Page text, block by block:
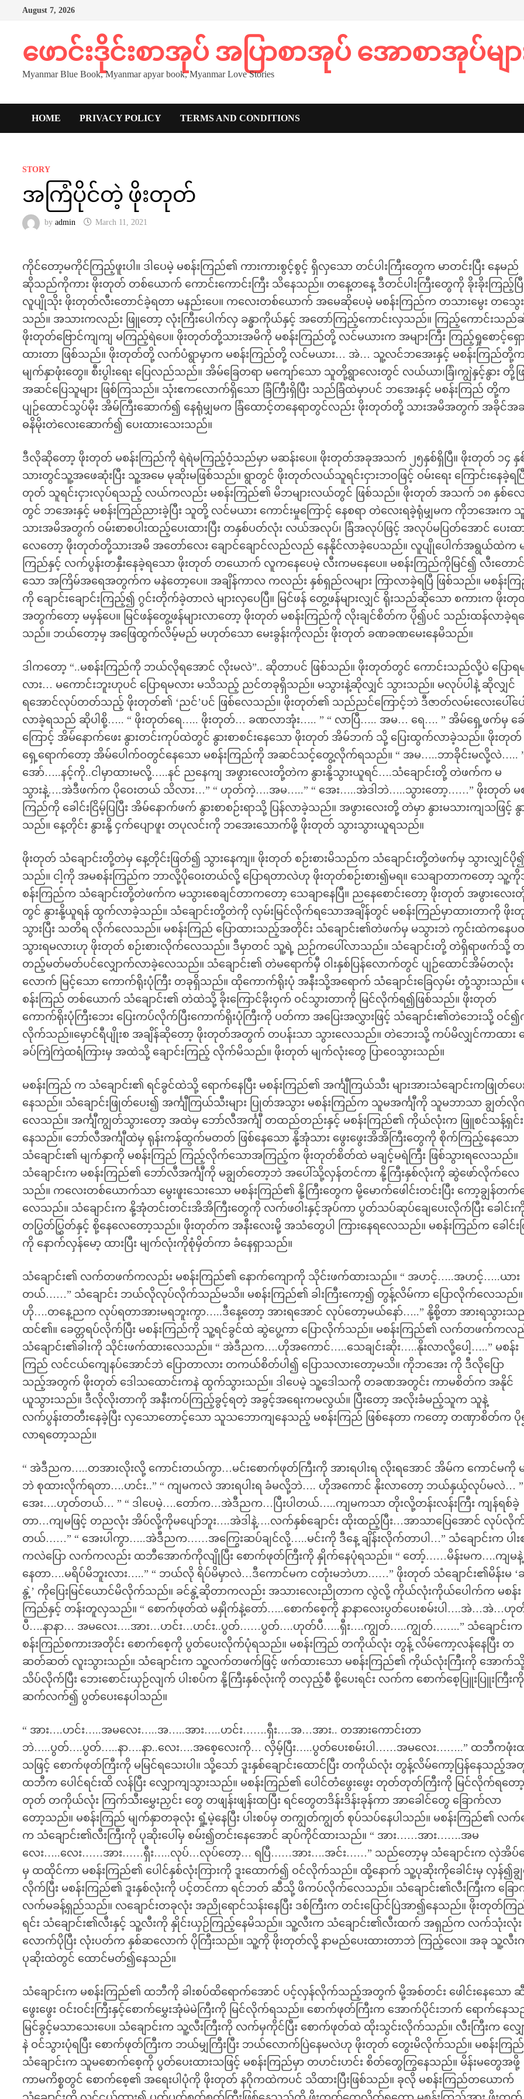
August 7, 2026
ဖောင်းဒိုင်းစာအုပ် အပြာစာအုပ် အောစာအုပ်မျာ
Myanmar Blue Book, Myanmar apyar book, Myanmar Love Stories
HOME PRIVACY POLICY TERMS AND CONDITIONS
STORY
အကြံပိုင်တဲ့ ဖိုးတုတ်
byadmin March 11, 2021
ကိုင်တော့မကိုင်ကြည့်ဖူးပါ။ ဒါပေမဲ့ မစန်းကြည်၏ ကားကားစွင့်စွင့် ရှိလှသော တင်ပါးကြီးတွေက မာတင်းပြီး နေမည်
ဆိုသည်ကိုကား ဖိုးတုတ် တစ်ယောက် ကောင်းကောင်းကြီး သိနေသည်။ တနေ့တနေ့ ဒီတင်ပါးကြီးတွေကို ခိုးခိုးကြည့်ပြီ
လူပျိုသိုး ဖိုးတုတ်လီးတောင်ခဲ့ရတာ မနည်းပေ။ ကလေးတစ်ယောက် အမေဆိုပေမဲ့ မစန်းကြည်က တသားမွေး တသွေ
သည်။ အသားကလည်း ဖြူတော့ လုံးကြီးပေါက်လှ ခန္ဓာကိုယ်နှင့် အတော်ကြည့်ကောင်းလှသည်။ ကြည့်ကောင်းသည်ဆို
ဖိုးတုတ်ဗြောင်ကျကျ မကြည့်ရဲပေ။ ဖိုးတုတ်တို့သားအမိကို မစန်းကြည်တို့ လင်မယားက အများကြီး ကြည့်ရှုစောင့်ရှ
ထားတာ ဖြစ်သည်။ ဖိုးတုတ်တို့ လက်ပံရွာမှာက မစန်းကြည်တို့ လင်မယား… အဲ… သူ့လင်ဘအေးနှင့် မစန်းကြည်တို့က
မျက်နှာဖုံးတွေ။ စီးပွါးရေး ပြေလည်သည်။ အိမ်ခြေတရာ မကျော်သော သူတို့ရွာလေးတွင် လယ်ယာ၊ခြံ၊ကျွဲနှင့်နွား တို့ဖ
အဆင်ပြေသူများ ဖြစ်ကြသည်။ သုံးဧကလောက်ရှိသော ခြံကြီးရှိပြီး သည်ခြံထဲမှာပင် ဘအေးနှင့် မစန်းကြည် တို့က
ပျဉ်ထောင်သွပ်မိုး အိမ်ကြီးဆောက်၍ နေရုံမျှမက ခြံထောင့်တနေရာတွင်လည်း ဖိုးတုတ်တို့ သားအမိအတွက် အခိုင်အ
ဓနိမိုးတဲလေးဆောက်၍ ပေးထားသေးသည်။
ဒီလိုဆိုတော့ ဖိုးတုတ် မစန်းကြည်ကို ရဲရဲမကြည့်ဝံ့သည်မှာ မဆန်းပေ။ ဖိုးတုတ်အခုအသက် ၂၅နှစ်ရှိပြီ။ ဖိုးတုတ် ၁၄ နှ
သားတွင်သူ့အဖေဆုံးပြီး သူ့အမေ မုဆိုးမဖြစ်သည်။ ရွာတွင် ဖိုးတုတ်လယ်သူရင်းငှားဘဝဖြင့် ဝမ်းရေး ကြောင်းနေခဲ့ရပြီ
တုတ် သူရင်းငှားလုပ်ရသည့် လယ်ကလည်း မစန်းကြည်၏ မိဘများလယ်တွင် ဖြစ်သည်။ ဖိုးတုတ် အသက် ၁၈ နှစ်လ
တွင် ဘအေးနှင့် မစန်းကြည်ညားခဲ့ပြီး သူတို့ လင်မယား ကောင်းမှုကြောင့် နေစရာ တဲလေးရခဲ့ရုံမျှမက ကိုဘအေးက
သားအမိအတွက် ဝမ်းစာစပါးထည့်ပေးထားပြီး တနှစ်ပတ်လုံး လယ်အလုပ်၊ ခြံအလုပ်ဖြင့် အလုပ်မပြတ်အောင် ပေးထာ
လေတော့ ဖိုးတုတ်တို့သားအမိ အတော်လေး ချောင်ချောင်လည်လည် နေနိုင်လာခဲ့ပေသည်။ လူပျိုပေါက်အရွယ်ထဲက မ
ကြည်နှင့် လက်ပွန်းတနှီးနေခဲ့ရသော ဖိုးတုတ် တယောက် လူကနေပေမဲ့ လီးကမနေပေ။ မစန်းကြည်ကိုမြင်၍ လီးတော
သော အကြိမ်အရေအတွက်က မနဲတော့ပေ။ အချိန်ကာလ ကလည်း နှစ်ရှည်လများ ကြာလာခဲ့ရပြီ ဖြစ်သည်။ မစန်းက
ကို ချောင်းချောင်းကြည့်၍ ဂွင်းတိုက်ခဲ့တာလဲ များလှပေပြီ။ မြင်ဖန် တွေ့ဖန်များလျှင် ရိုးသည်ဆိုသော စကားက ဖိုး
အတွက်တော့ မမှန်ပေ။ မြင်ဖန်တွေ့ဖန်များလာတော့ ဖိုးတုတ် မစန်းကြည်ကို လိုးချင်စိတ်က ပို၍ပင် သည်းထန်လာခဲ့ရ
သည်။ ဘယ်တော့မှ အဖြေထွက်လိမ့်မည် မဟုတ်သော မေးခွန်းကိုလည်း ဖိုးတုတ် ခဏခဏမေးနေမိသည်။
ဒါကတော့ “..မစန်းကြည်ကို ဘယ်လိုရအောင် လိုးမလဲ”.. ဆိုတာပင် ဖြစ်သည်။ ဖိုးတုတ်တွင် ကောင်းသည်လို့ပဲ ပြောရ
လား… မကောင်းဘူးဟုပင် ပြောရမလား မသိသည့် ညင်တခုရှိသည်။ မသွားနဲ့ဆိုလျှင် သွားသည်။ မလုပ်ပါနဲ့ ဆိုလျှင်
ရအောင်လုပ်တတ်သည့် ဖိုးတုတ်၏ ‘ညင်’ပင် ဖြစ်လေသည်။ ဖိုးတုတ်၏ သည်ညင်ကြောင့်ဘဲ ဒီဇာတ်လမ်းလေးပေါ်ပ
လာခဲ့ရသည် ဆိုပါစို့….. “ ဖိုးတုတ်ရေ….. ဖိုးတုတ်… ခဏလာအုံး….. ” “ လာပြီ….. အမ… ရေ…. ” အိမ်ရှေ့ဖက်မှ ခ
ကြောင့် အိမ်နောက်ဖေး နွားတင်းကုပ်ထဲတွင် နွားစာစင်းနေသော ဖိုးတုတ် အိမ်ဘက် သို့ ပြေးထွက်လာခဲ့သည်။ ဖိုးတု
ရှေ့ရောက်တော့ အိမ်ပေါက်ဝတွင်နေသော မစန်းကြည်ကို အဆင်သင့်တွေ့လိုက်ရသည်။ “ အမ…..ဘာခိုင်းမလို့လဲ….. ”
အော်…..နင့်ကို..ငါမှာထားမလို့…..နင် ညနေကျ အဖွားလေးတို့တဲက နွားနို့သွားယူရင်….သံချောင်းတို့ တဲဖက်က မ
သွားနဲ့….အဲဒီဖက်က ပိုဝေးတယ် သိလား…” “ ဟုတ်ကဲ့….အမ…..” “ အေး…..အဲဒါဘဲ…..သွားတော့……” ဖိုးတုတ် မစ
ကြည်ကို ခေါင်းငြိမ့်ပြပြီး အိမ်နောက်ဖက် နွားစာစဉ်းရာသို့ ပြန်လာခဲ့သည်။ အဖွားလေးတို့ တဲမှာ နွားမသားကျသဖြင့် နွ
သည်။ နေ့တိုင်း နွားနို့ ငှက်ပျောဖူး တပုလင်းကို ဘအေးသောက်ဖို့ ဖိုးတုတ် သွားသွားယူရသည်။
ဖိုးတုတ် သံချောင်းတို့တဲမှ နေ့တိုင်းဖြတ်၍ သွားနေကျ။ ဖိုးတုတ် စဉ်းစားမိသည်က သံချောင်းတို့တဲဖက်မှ သွားလျှင်ပို၍
သည်။ ငါ့ကို အမစန်းကြည်က ဘာလို့ပိုဝေးတယ်လို့ ပြောရတာလဲဟု ဖိုးတုတ်စဉ်းစား၍မရ။ သေချာတာကတော့ သူ့
စန်းကြည်က သံချောင်းတို့တဲဖက်က မသွားစေချင်တာကတော့ သေချာနေပြီ။ ညနေစောင်းတော့ ဖိုးတုတ် အဖွားလေ
တွင် နွားနို့ယူရန် ထွက်လာခဲ့သည်။ သံချောင်းတို့တဲကို လှမ်းမြင်လိုက်ရသောအချိန်တွင် မစန်းကြည်မှာထားတာကို ဖို
သွားပြီး သတိရ လိုက်လေသည်။ မစန်းကြည် ပြောထားသည့်အတိုင်း သံချောင်း၏တဲဖက်မှ မသွားဘဲ ကွင်းထဲကနေပတ်
သွားရမလားဟု ဖိုးတုတ် စဉ်းစားလိုက်လေသည်။ ဒီမှာတင် သူ့ရဲ့ ညဉ်ကပေါ်လာသည်။ သံချောင်းတို့ တဲရှိရာဖက်သို့
တည့်မတ်မတ်ပင်လျှောက်လာခဲ့လေသည်။ သံချောင်း၏ တဲမရောက်မှီ ဝါးနှစ်ပြန်လောက်တွင် ပျဉ်ထောင်အိမ်တလုံး
လောက် မြင့်သော ကောက်ရိုးပုံကြီး တခုရှိသည်။ ထိုကောက်ရိုးပုံ အနီးသို့အရောက် သံချောင်းခြေလှမ်း တုံ့သွားသည်။
စန်းကြည် တစ်ယောက် သံချောင်း၏ တဲထဲသို့ ခိုးကြောင်ခိုးဝှက် ဝင်သွားတာကို မြင်လိုက်ရ၍ဖြစ်သည်။ ဖိုးတုတ်
ကောက်ရိုးပုံကြီးဘေး ပြေးကပ်လိုက်ပြီးကောက်ရိုးပုံကြီးကို ပတ်ကာ အပြေးအလွှားဖြင့် သံချောင်း၏တဲဘေးသို့ ဝင်
လိုက်သည်။မှောင်ရီပျိုးစ အချိန်ဆိုတော့ ဖိုးတုတ်အတွက် တပန်းသာ သွားလေသည်။ တဲဘေးသို့ ကပ်မိလျှင်ကာထား
ခပ်ကြဲကြဲထရံကြားမှ အထဲသို့ ချောင်းကြည့် လိုက်မိသည်။ ဖိုးတုတ် မျက်လုံးတွေ ပြာဝေသွားသည်။
မစန်းကြည် က သံချောင်း၏ ရင်ခွင်ထဲသို့ ရောက်နေပြီး မစန်းကြည်၏ အင်္ကျီကြယ်သီး များအားသံချောင်းကဖြုတ်ပေ
နေသည်။ သံချောင်းဖြုတ်ပေး၍ အင်္ကျီကြယ်သီးများ ပြုတ်အသွား မစန်းကြည်က သူမအင်္ကျီကို သူမဘာသာ ချွတ်
လေသည်။ အင်္ကျီကျွတ်သွားတော့ အထဲမှ ဘော်လီအင်္ကျီ တထည်တည်းနှင့် မစန်းကြည်၏ ကိုယ်လုံးက ဖြူစင်သန့်ရှင်း
နေသည်။ ဘော်လီအင်္ကျီထဲမှ ရုန်းကန်ထွက်မတတ် ဖြစ်နေသော နို့အုံသား ဖွေးဖွေးအိအိကြီးတွေကို စိုက်ကြည့်နေသော
သံချောင်း၏ မျက်နှာကို မစန်းကြည် ကြည့်လိုက်သောအကြည့်က ဖိုးတုတ်စိတ်ထဲ မချင့်မရဲကြီး ဖြစ်သွားရလေသည်။
သံချောင်းက မစန်းကြည်၏ ဘော်လီအင်္ကျီကို မချွတ်တော့ဘဲ အပေါ်သို့လှန်တင်ကာ နို့ကြီးနှစ်လုံးကို ဆွဲဖော်လိုက်လေ
သည်။ ကလေးတစ်ယောက်သာ မွေးဖူးသေးသော မစန်းကြည်၏ နို့ကြီးတွေက မို့မောက်ဖေါင်းတင်းပြီး ကော့ချွန်တက်
လေသည်။ သံချောင်းက နို့အုံတင်းတင်းအိအိကြီးတွေကို လက်ဖဝါးနှင့်အုပ်ကာ ပွတ်သပ်ဆုပ်ချေပေးလိုက်ပြီး ခေါင်း
တပြွတ်ပြွှတ်နှင့် စို့နေလေတော့သည်။ ဖိုးတုတ်က အနီးလေးမို့ အသံတွေပါ ကြားနေရလေသည်။ မစန်းကြည်က ခေါင်းက
ကို နောက်လှန်မော့ ထားပြီး မျက်လုံးကိုစုံမှိတ်ကာ ခံနေရှာသည်။
သံချောင်း၏ လက်တဖက်ကလည်း မစန်းကြည်၏ နောက်ကျောကို သိုင်းဖက်ထားသည်။ “ အဟင့်…..အဟင့်…..ယား
တယ်……” သံချောင်း ဘယ်လိုလုပ်လိုက်သည်မသိ။ မစန်းကြည်၏ ခါးကြီးကော့၍ တွန့်လိမ်ကာ ပြောလိုက်လေသည်။
ဟို….တနေ့ညက လုပ်ရတာအားမရဘူးကွာ…..ဒီနေ့တော့ အားရအောင် လုပ်တော့မယ်နော်…..” နို့စို့တာ အားရသွားသ
ထင်၏။ ခေတ္တရပ်လိုက်ပြီး မစန်းကြည်ကို သူ့ရင်ခွင်ထဲ ဆွဲပွေ့ကာ ပြောလိုက်သည်။ မစန်းကြည်၏ လက်တဖက်ကလ
သံချောင်း၏ခါးကို သိုင်းဖက်ထားလေသည်။ “ အဲဒီညက….ဟိုအကောင်…..သေချင်းဆိုး…..နိုးလာလို့ပေါ့…..” မစန်း
ကြည် လင်ငယ်ကျေနပ်အောင်ဘဲ ပြောတာလား တကယ်စိတ်ပါ၍ ပြောသလားတော့မသိ။ ကိုဘအေး ကို ဒီလိုပြော
သည့်အတွက် ဖိုးတုတ် ဒေါသထောင်းကနဲ ထွက်သွားသည်။ ဒါပေမဲ့ သူ့ဒေါသကို တခဏအတွင်း ကာမစိတ်က အနိုင်
ယူသွားသည်။ ဒီလိုလိုးတာကို အနီးကပ်ကြည့်ခွင့်ရတဲ့ အခွင့်အရေးကမလွယ်။ ပြီးတော့ အလိုးခံမည့်သူက သူနဲ့
လက်ပွန်းတတီးနေခဲ့ပြီး လှသောတောင့်သော သူသဘောကျနေသည့် မစန်းကြည် ဖြစ်နေတာ ကတော့ တဏှာစိတ်က
လာရတော့သည်။
“ အဲဒီညက…..တအားလိုးလို့ ကောင်းတယ်ကွာ…မင်းစောက်ဖုတ်ကြီးကို အားရပါးရ လိုးရအောင် အိမ်က ကောင်မကို
ဘဲ စုထားလိုက်ရတာ….ဟင်း..” “ ကျမကလဲ အားရပါးရ ခံမလို့ဘဲ…. ဟိုအကောင် နိုးလာတော့ ဘယ်နှယ့်လုပ်မလဲ… ”
အေး….ဟုတ်တယ်… ” “ ဒါပေမဲ့….တော်က…အဲဒီညက…ပြီးပါတယ်…..ကျမကသာ တိုးလို့တန်းလန်းကြီး ကျန်ရစ်ခဲ့
တာ…ကျမဖြင့် တညလုံး အိပ်လို့ကိုမပျော်ဘူး….အဲဒါနဲ့….လက်နှစ်ချောင်း ထိုးထည့်ပြီး…အာသာပြေအောင် လုပ်လို
တယ်……” “ အေးပါကွာ…..အဲဒီညက……အကြွေးဆပ်ချင်လို့…..မင်းကို ဒီနေ့ ချိန်းလိုက်တာပါ…” သံချောင်းက ပါး
ကလဲပြော လက်ကလည်း ထဘီအောက်ကိုလျိုပြီး စောက်ဖုတ်ကြီးကို နှိုက်နေပုံရသည်။ “ တော့်……မိန်းမက….ကျမနဲ့
နေတာ….မရိပ်မိဘူးလား…..” “ ဘယ်လို ရိပ်မိမှာလဲ…ဒီကောင်မက ငတုံးမဘဲဟာ……” ဖိုးတုတ် သံချောင်း၏မိန်းမ ‘
နွဲ့’ ကိုပြေးမြင်ယောင်မိလိုက်သည်။ ခင်နွဲ့ဆိုတာကလည်း အသားလေးညိုတာက လွဲလို့ ကိုယ်လုံးကိုယ်ပေါက်က မစန်း
ကြည်နှင့် တန်းတူလှသည်။ “ စောက်ဖုတ်ထဲ မနှိုက်နဲ့တော်…..စောက်စေ့ကို နာနာလေးပွတ်ပေးစမ်းပါ….အဲ…အဲ…ဟု
ပီ….နာနာ… အမလေး….အား…ဟင်း…ဟင်း..ပွတ်……ပွတ်….ဟုတ်ပီ…..ရှီး….ကျွတ်…..ကျွတ်……..” သံချောင်းက
စန်းကြည်စကားအတိုင်း စောက်စေ့ကို ပွတ်ပေးလိုက်ပုံရသည်။ မစန်းကြည် တကိုယ်လုံး တွန့် လိမ်ကော့လန်နေပြီး တ
ဆတ်ဆတ် လူးသွားသည်။ သံချောင်းက သူ့လက်တဖက်ဖြင့် ဖက်ထားသော မစန်းကြည်၏ ကိုယ်လုံးကြီးကို အောက်
သိပ်လိုက်ပြီး ဘေးစောင်းယှဉ်လျက် ပါးစပ်က နို့ကြီးနှစ်လုံးကို တလှည့်စီ စို့ပေးရင်း လက်က စောက်စေ့ပြူးပြူးကြီးကို
ဆက်လက်၍ ပွတ်ပေးနေပါသည်။
“ အား….ဟင်း…..အမလေး…..အ…..အား…..ဟင်း…….ရှီး….အ…အား.. တအားကောင်းတာ
ဘဲ…..ပွတ်….ပွတ်…..နာ….နာ..လေး….အစေ့လေးကို… လှိမ့်ပြီး…..ပွတ်ပေးစမ်းပါ……အမလေး……..” ထဘီကဖုံးထ
သဖြင့် စောက်ဖုတ်ကြီးကို မမြင်ရသေးပါ။ သို့သော် ဒူးနှစ်ချောင်းထောင်ပြီး တကိုယ်လုံး တွန့်လိမ်ကော့ပြန်နေသည့်
ထဘီက ပေါင်ရင်းထိ လန်ပြီး လျှောကျသွားသည်။ မစန်းကြည်၏ ပေါင်တံဖွေးဖွေး တုတ်တုတ်ကြီးကို မြင်လိုက်ရတော့
တုတ် တကိုယ်လုံး ကြက်သီးမွှေးညှင်း တွေ တဖျန်းဖျန်းထပြီး ရင်တွေတဒိန်းဒိန်းခုန်ကာ အာခေါင်တွေ ခြောက်လာ
တော့သည်။ မစန်းကြည် မျက်နှာတခုလုံး ရှုံ့မဲ့နေပြီး ပါးစပ်မှ တကျွတ်ကျွတ် စုပ်သပ်နေပါသည်။ မစန်းကြည်၏ လ
က သံချောင်း၏လီးကြီးကို ပုဆိုးပေါ်မှ စမ်း၍တင်းနေအောင် ဆုပ်ကိုင်ထားသည်။ “ အား……အား…….အမ
လေး…..လေး……အား……ရှီး…..လုပ်…လုပ်တော့… ရပြီ……အား….အင်း……” သည်တော့မှ သံချောင်းက လှဲအိပ်န
မှ ထထိုင်ကာ မစန်းကြည်၏ ပေါင်နှစ်လုံးကြားကို ဒူးထောက်၍ ဝင်လိုက်သည်။ ထို့နောက် သူ့ပုဆိုးကိုခေါင်းမှ လှန်၍ခ
လိုက်ပြီး မစန်းကြည်၏ ဒူးနှစ်လုံးကို ပင့်တင်ကာ ရင်ဘတ် ဆီသို့ ဖိကပ်လိုက်လေသည်။ သံချောင်း၏လီးကြီးက ခြေ
လက်မခန့်ရှည်သည်။ လချောင်းတခုလုံး အညိုရောင်သန်းနေပြီး ဒစ်ကြီးက တင်းပြောင်ပြဲအာ၍နေသည်။ ဖိုးတုတ်ကြ
ရင်း သံချောင်း၏လီးနှင့် သူ့လီးကို နှိုင်းယှဉ်ကြည့်နေမိသည်။ သူ့လီးက သံချောင်း၏လီးထက် အရှည်က လက်သုံးလုံး
လောက်ပိုပြီး လုံးပတ်က နှစ်ဆလောက် ပိုကြီးသည်။ သူ့ကို ဖိုးတုတ်လို့ နာမည်ပေးထားတာဘဲ ကြည့်လေ။ အခု သူ့လီး
ပုဆိုးထဲတွင် ထောင်မတ်၍နေသည်။
သံချောင်းက မစန်းကြည်၏ ထဘီကို ခါးစပ်ထိရောက်အောင် ပင့်လှန်လိုက်သည့်အတွက် မို့အစ်တင်း ဖေါင်းနေသော ဆီ
ဖွေးဖွေး ဝင်းဝင်းကြီးနှင့်စောက်မွှေးအုံမဲမဲကြီးကို မြင်လိုက်ရသည်။ စောက်ဖုတ်ကြီးက အောက်ပိုင်းဘက် ရောက်နေ
မြင်ခွင့်မသာသေးပေ။ သံချောင်းက သူ့လီးကြီးကို လက်မှကိုင်ပြီး စောက်ဖုတ်ထဲ ထိုးသွင်းလိုက်သည်။ လီးကြီးက လျှ
နဲ ဝင်သွားပုံရပြီး စောက်ဖုတ်ကြီးက ဘယ်မျှကြီးပြီး ဘယ်လောက်ပြဲနေမလဲဟု ဖိုးတုတ် တွေးမိလိုက်သည်။ မစန်းကြည်
သံချောင်းက သူမစောက်စေ့ကို ပွတ်ပေးထားသဖြင့် မစန်းကြည်မှာ တဟင်းဟင်း စိတ်တွေကြွနေသည်။ မိန်းမတွေအဖို့
ကာမကိစ္စတွင် စောက်စေ့၏ အရေးပါပုံကို ဖိုးတုတ် နဂိုကထဲကပင် သိထားပြီးဖြစ်သည်။ ခုလို မစန်းကြည်တယောက်